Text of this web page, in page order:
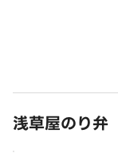
浅草屋のり弁